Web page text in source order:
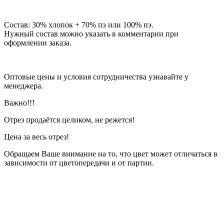
Состав: 30% хлопок + 70% пэ или 100% пэ.
Нужный состав можно указать в комментарии при
оформлении заказа.
Оптовые цены и условия сотрудничества узнавайте у
менеджера.
Важно!!!
Отрез продаётся целиком, не режется!
Цена за весь отрез!
Обращаем Ваше внимание на то, что цвет может отличаться в
зависимости от цветопередачи и от партии.